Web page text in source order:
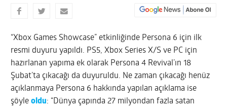
“Xbox Games Showcase” etkinliğinde Persona 6 için ilk
resmi duyuru yapıldı. PS5, Xbox Series X/S ve PC için
hazırlanan yapıma ek olarak Persona 4 Revival’ın 18
Şubat’ta çıkacağı da duyuruldu. Ne zaman çıkacağı henüz
açıklanmaya Persona 6 hakkında yapılan açıklama ise
şöyleoldu: “Dünya çapında 27 milyondan fazla satan